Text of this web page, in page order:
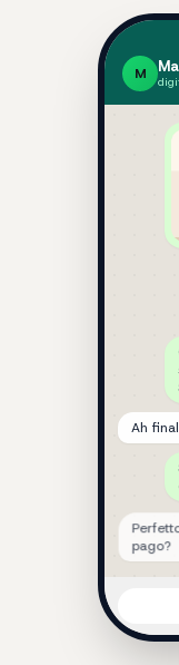
M …
Ah
pago?